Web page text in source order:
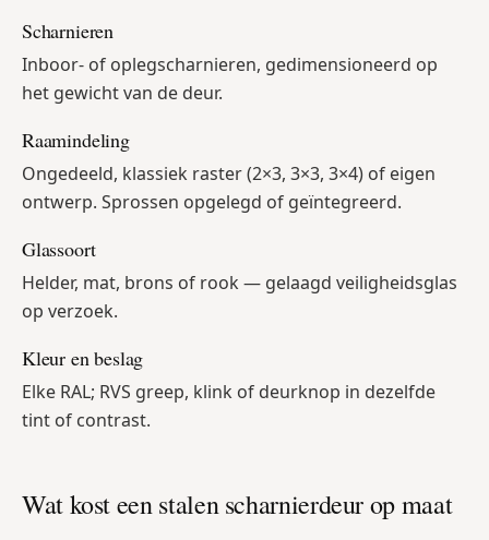
Scharnieren
Inboor- of oplegscharnieren, gedimensioneerd op
het gewicht van de deur.
Raamindeling
Ongedeeld, klassiek raster (2×3, 3×3, 3×4) of eigen
ontwerp. Sprossen opgelegd of geïntegreerd.
Glassoort
Helder, mat, brons of rook — gelaagd veiligheidsglas
op verzoek.
Kleur en beslag
Elke RAL; RVS greep, klink of deurknop in dezelfde
tint of contrast.
Wat kost een stalen scharnierdeur op maat